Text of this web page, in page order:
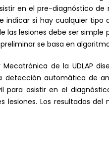
en el pre-diagnóstico
si hay cualquier tipo
lesiones debe ser
se basa en
de la UDLAP
automática de
asistir en el
Los resultados